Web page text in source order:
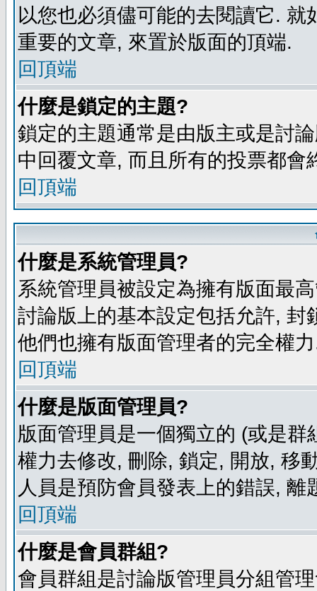
以您也必須儘可能的去閱讀它.
重要的文章, 來置於版面的頂端.
回頂端
什麼是鎖定的主題?
鎖定的主題通常是由版主或是討
中回覆文章, 而且所有的投票都
回頂端
什麼是系統管理員?
系統管理員被設定為擁有版面最
討論版上的基本設定包括允許,
他們也擁有版面管理者的完全權
回頂端
什麼是版面管理員?
版面管理員是一個獨立的 (或是
權力去修改, 刪除, 鎖定, 開放, 移
人員是預防會員發表上的錯誤, 離
回頂端
什麼是會員群組?
會員群組是討論版管理員分組管